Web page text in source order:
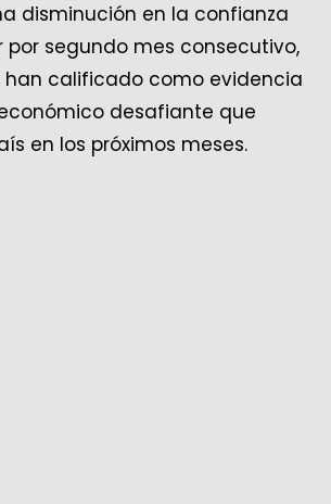
disminución en la confianza
por segundo mes consecutivo,
han calificado como evidencia
desafiante que
en los próximos meses.